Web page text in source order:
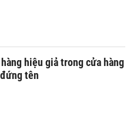
hiệu giả trong cửa hàng
tên